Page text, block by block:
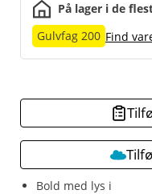
Bold med lys i
På lager i de
Gulvfag 200 Find